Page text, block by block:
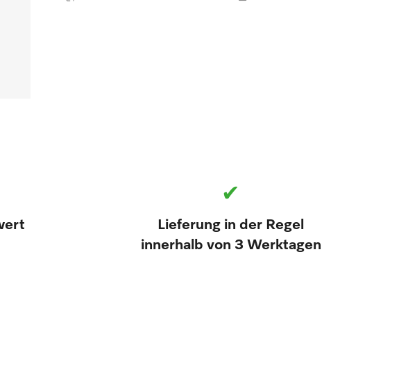
✔
Lieferung in der Regel
innerhalb von 3 Werktagen